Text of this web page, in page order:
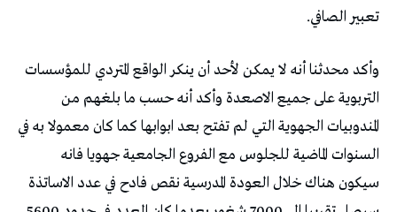
تعبير الصافي.
وأكد محدثنا أنه لا يمكن لأحد أن ينكر الواقع المتردي للمؤسسات
التربوية على جميع الاصعدة وأكد أنه حسب ما بلغهم من
المندوبيات الجهوية التي لم تفتح بعد ابوابها كما كان معمولا به في
السنوات الماضية للجلوس مع الفروع الجامعية جهويا فانه
سيكون هناك خلال العودة المدرسية نقص فادح في عدد الاساتذة